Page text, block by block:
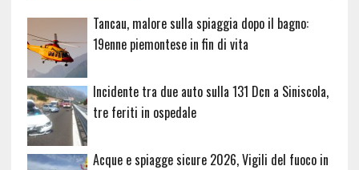
Tancau, malore sulla spiaggia dopo il bagno:
19enne piemontese in fin di vita
Incidente tra due auto sulla 131 Dcn a Siniscola,
tre feriti in ospedale
Acque e spiagge sicure 2026, Vigili del fuoco in